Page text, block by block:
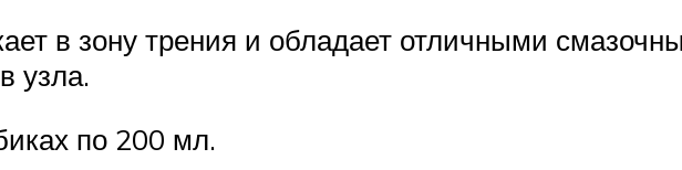
в зону трения и обладает отличными
узла.
по 200 мл.